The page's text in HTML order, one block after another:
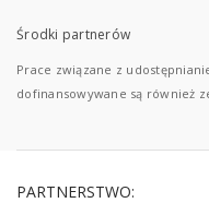
Środki partnerów
Prace związane z
dofinansowywane są również
PARTNERSTWO: